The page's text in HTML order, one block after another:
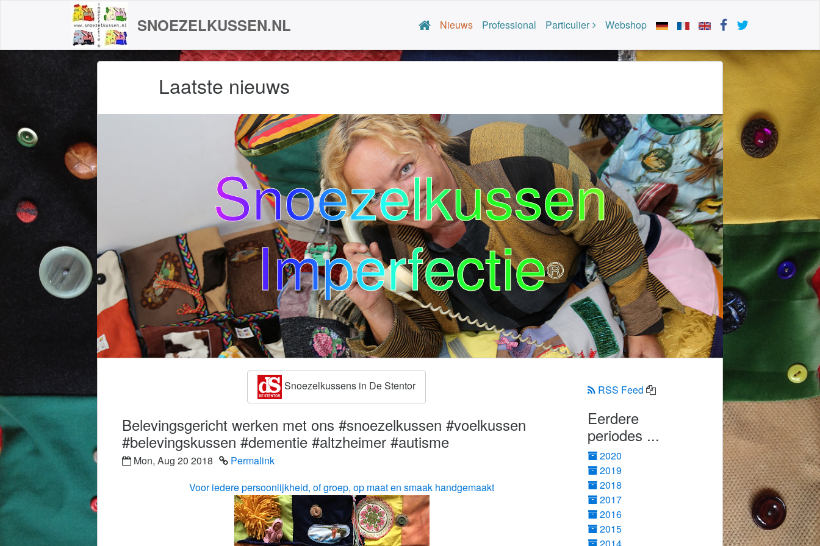
SNOEZELKUSSEN.NL Nieuws Professional Particulier Webshop
Laatste nieuws
Snoezelkussen
Imperfectie®
Snoezelkussens in De Stentor
Belevingsgericht werken met ons #snoezelkussen #voelkussen
#belevingskussen #dementie #altzheimer #autisme
Mon, Aug 20 2018
Permalink
Voor iedere persoonlijkheid, of groep, op maat en smaak handgemaakt
RSS Feed
Eerdere
periodes ...
2020
2019
2018
2017
2016
2015